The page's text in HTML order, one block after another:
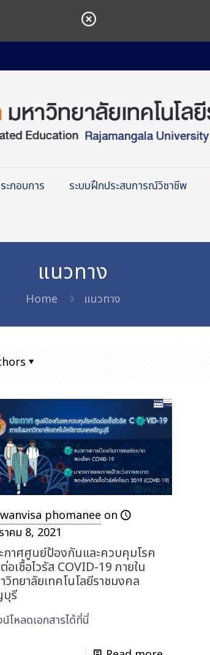
ะกอบการ ระบบฝึกประสบการณ์วิชาชีพ
แนวทาง
Home แนวทาง
wanvisa phomanee on
าคม 8, 2021
กาศศูนย์ป้องกันและควบคุมโรค
อเชื้อไวรัส COVID-19 ภายใน
วิทยาลัยเทคโนโลยีราชมงคล
รี
น์โหลดเอกสารได้ที่นี่